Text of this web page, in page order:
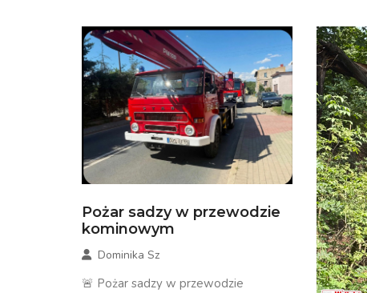
Pożar sadzy w przewodzie
kominowym
Dominika Sz
🚨 Pożar sadzy w przewodzie